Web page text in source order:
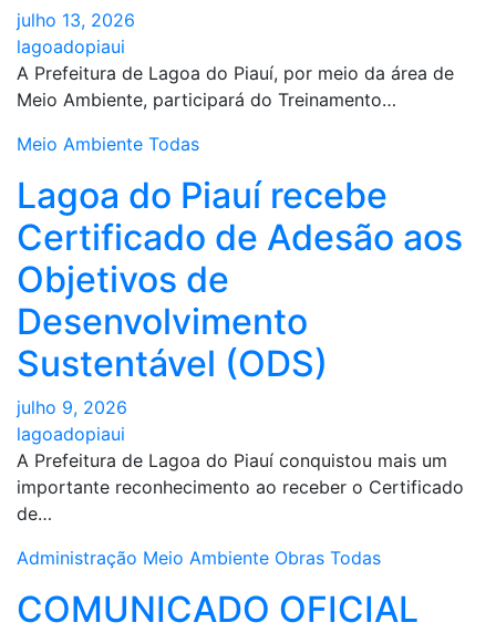
julho 13, 2026
lagoadopiaui
A Prefeitura de Lagoa do Piauí, por meio da área de
Meio Ambiente, participará do Treinamento…
Meio Ambiente Todas
Lagoa do Piauí recebe
Certificado de Adesão aos
Objetivos de
Desenvolvimento
Sustentável (ODS)
julho 9, 2026
lagoadopiaui
A Prefeitura de Lagoa do Piauí conquistou mais um
importante reconhecimento ao receber o Certificado
de…
Administração Meio Ambiente Obras Todas
COMUNICADO OFICIAL